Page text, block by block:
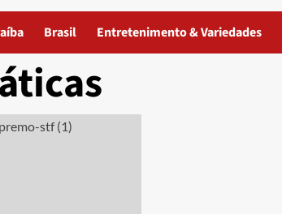
Brasil Entretenimento & Variedades